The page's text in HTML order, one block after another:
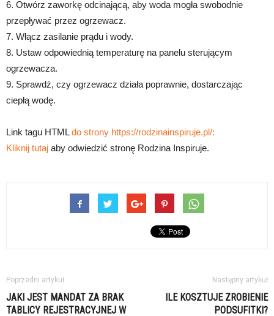
6. Otwórz zaworkę odcinającą, aby woda mogła swobodnie
przepływać przez ogrzewacz.
7. Włącz zasilanie prądu i wody.
8. Ustaw odpowiednią temperaturę na panelu sterującym
ogrzewacza.
9. Sprawdź, czy ogrzewacz działa poprawnie, dostarczając
ciepłą wodę.
Link tagu HTMLdo strony https://rodzinainspiruje.pl/:
Kliknij tutaj aby odwiedzić stronę Rodzina Inspiruje.
Poprzedni artykuł
JAKI JEST MANDAT ZA BRAK
TABLICY REJESTRACYJNEJ W
Następny artykuł
ILE KOSZTUJE ZROBIENIE
PODSUFITKI?